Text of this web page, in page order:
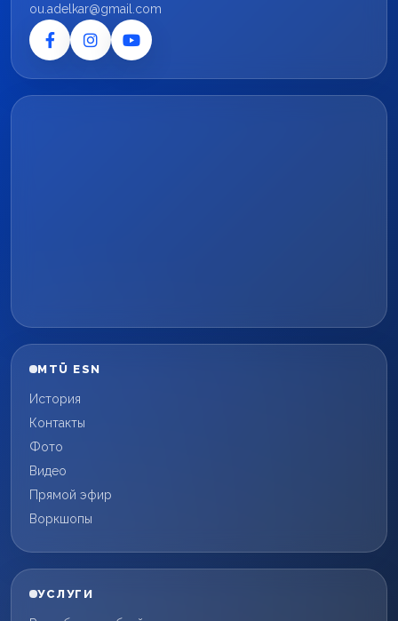
ou.adelkar@gmail.com
MTÜ ESN
История
Контакты
Фото
Видео
Прямой эфир
Воркшопы
УСЛУГИ